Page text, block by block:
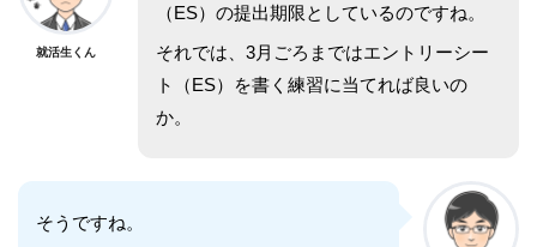
就活生くん
（ES）の提出期限としているのですね。
それでは、3月ごろまではエントリーシー
ト（ES）を書く練習に当てれば良いの
か。
そうですね。